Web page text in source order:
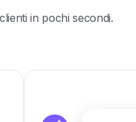
in pochi secondi.